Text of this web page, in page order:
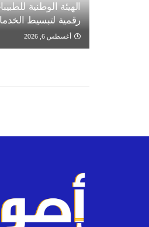
الهيئة الوطنية
رقمية لتبسيط
أغسطس 6, 2026